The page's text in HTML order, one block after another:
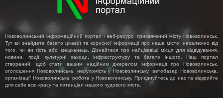
Нововолинський інформаційний портал - веб-ресурс, присвячений місту Нововолинськ.
Тут ви знайдете багато цікавої та корисної інформації про наше місто, незалежно від
того, чи ви гість або мешканець. Дізнайтеся про найцікавіші місця для відвідування,
новини, події, культурні заходи, інфраструктуру та багато іншого. Наш портал
створений, щоб стати вашим надійним джерелом інформації про Нововолинськ,
оголошення Нововолинська, нерухомість у Нововолинську, автобазар Нововолинська,
організації Нововолинська, робота у Нововолинську. Приєднуйтесь до нас та відкрийте
для себе всю красу та потенціал нашого чудового міста.